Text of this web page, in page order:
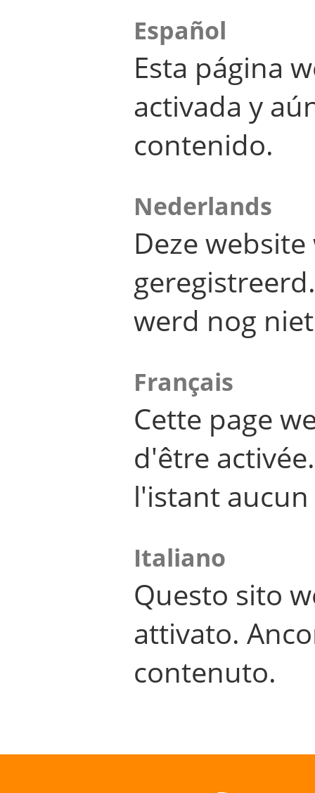
Español
Esta página
activada y
contenido.
Nederlands
Deze
werd nog
Français
Cette page
d'être
l'istant
Italiano
Questo sito
attivato.
contenuto.